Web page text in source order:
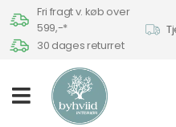
Fri fragt v. køb over
599,-*
30 dages returret